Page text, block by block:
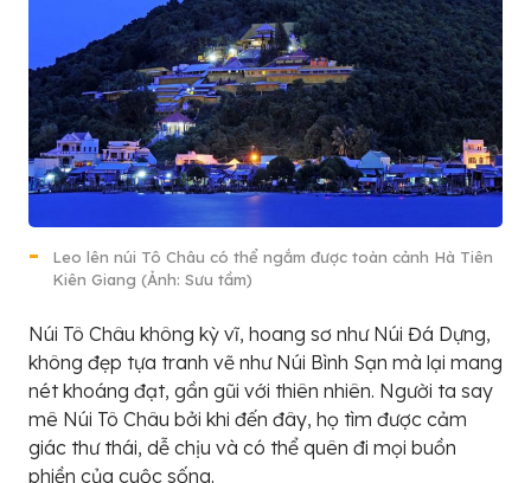
Leo lên núi Tô Châu có thể ngắm được toàn cảnh Hà Tiên
Kiên Giang (Ảnh: Sưu tầm)
Núi Tô Châu không kỳ vĩ, hoang sơ như Núi Đá Dựng,
không đẹp tựa tranh vẽ như Núi Bình Sạn mà lại mang
nét khoáng đạt, gần gũi với thiên nhiên. Người ta say
mê Núi Tô Châu bởi khi đến đây, họ tìm được cảm
giác thư thái, dễ chịu và có thể quên đi mọi buồn
phiền của cuộc sống.